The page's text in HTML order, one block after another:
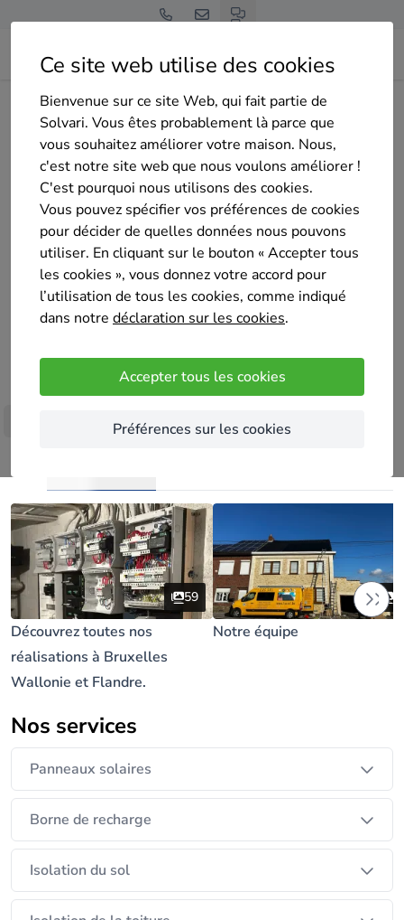
Ce site web utilise des cookies
Bienvenue sur ce site Web, qui fait partie de
Solvari. Vous êtes probablement là parce que
vous souhaitez améliorer votre maison. Nous,
c'est notre site web que nous voulons améliorer !
C'est pourquoi nous utilisons des cookies.
Vous pouvez spécifier vos préférences de cookies
pour décider de quelles données nous pouvons
utiliser. En cliquant sur le bouton « Accepter tous
les cookies », vous donnez votre accord pour
l’utilisation de tous les cookies, comme indiqué
dans notre déclaration sur les cookies.
Accepter tous les cookies
Préférences sur les cookies
Home Panneaux solaires Bruxelles Saint-Gilles Luc Srl
Luc Srl
Pas encore d'évaluation
Bruxelles
de 10 ans d’expérience, pour des solutions
énergétiques renouvelables et des économies
Notre certification Rescert garantit une qualité
photovoltaïques. Bénéficiez de nos solutions
d’énergie renouvelable et autonomes combinant
production d’énergie verte, chauffage
thermodynamique et stockage.
59
Découvrez toutes nos
réalisations à Bruxelles
Wallonie et Flandre.
Notre équipe
Nos services
Panneaux solaires
Borne de recharge
Isolation du sol